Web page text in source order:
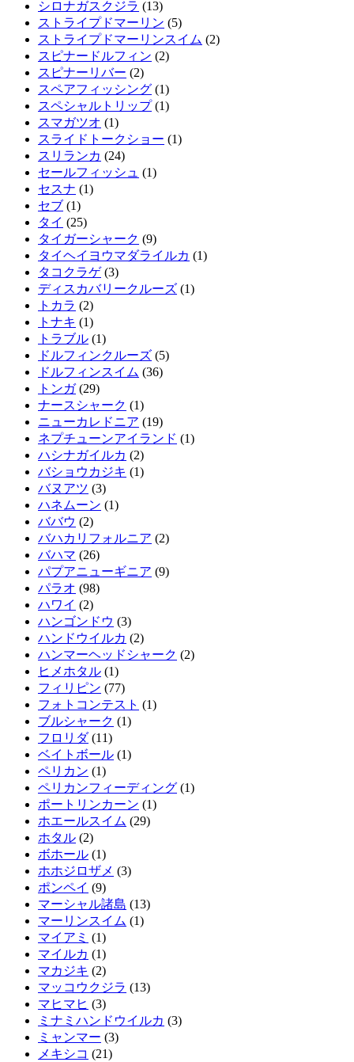
シロナガスクジラ (13)
ストライプドマーリン (5)
ストライプドマーリンスイム (2)
スピナードルフィン (2)
スピナーリバー (2)
スペアフィッシング (1)
スペシャルトリップ(1)
スマガツオ (1)
スライドトークショー (1)
スリランカ (24)
セールフィッシュ (1)
セスナ (1)
セブ (1)
タイ (25)
タイガーシャーク (9)
タイヘイヨウマダライルカ (1)
タコクラゲ(3)
ディスカバリークルーズ (1)
トカラ (2)
トナキ (1)
トラブル (1)
ドルフィンクルーズ (5)
ドルフィンスイム (36)
トンガ(29)
ナースシャーク (1)
ニューカレドニア (19)
ネプチューンアイランド (1)
ハシナガイルカ (2)
バショウカジキ (1)
バヌアツ (3)
ハネムーン (1)
ババウ (2)
バハカリフォルニア (2)
バハマ (26)
パプアニューギニア (9)
パラオ (98)
ハワイ (2)
ハンゴンドウ (3)
ハンドウイルカ (2)
ハンマーヘッドシャーク (2)
ヒメホタル (1)
フィリピン (77)
フォトコンテスト (1)
ブルシャーク (1)
フロリダ(11)
ベイトボール (1)
ペリカン (1)
ペリカンフィーディング (1)
ポートリンカーン (1)
ホエールスイム (29)
ホタル (2)
ボホール (1)
ホホジロザメ (3)
ポンペイ (9)
マーシャル諸島 (13)
マーリンスイム (1)
マイアミ (1)
マイルカ (1)
マカジキ (2)
マッコウクジラ (13)
マヒマヒ (3)
ミナミハンドウイルカ (3)
ミャンマー (3)
メキシコ (21)